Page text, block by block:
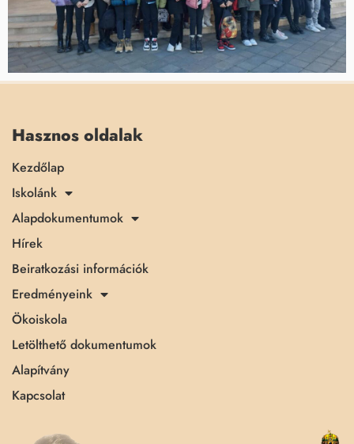
Hasznos oldalak
Kezdőlap
Iskolánk
Alapdokumentumok
Hírek
Beiratkozási információk
Eredményeink
Ökoiskola
Letölthető dokumentumok
Alapítvány
Kapcsolat